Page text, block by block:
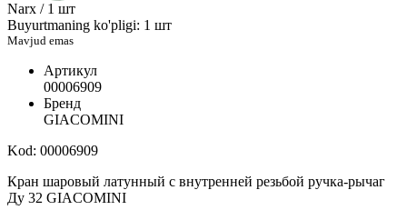
Narx / 1 шт
Buyurtmaning ko'pligi: 1 шт
Mavjud emas
Артикул
00006909
Бренд
GIACOMINI
Kod: 00006909
Кран шаровый латунный с внутренней резьбой ручка-рычаг
Ду 32 GIACOMINI